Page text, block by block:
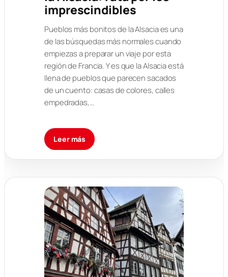
imprescindibles
Pueblos más bonitos de la Alsacia es una
de las búsquedas más normales cuando
empiezas a preparar un viaje por esta
región de Francia. Y es que la Alsacia está
llena de pueblos que parecen sacados
de un cuento: casas de colores, calles
empedradas,…
Leer más